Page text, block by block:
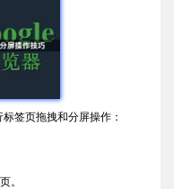
签页拖拽和分屏操作：
。